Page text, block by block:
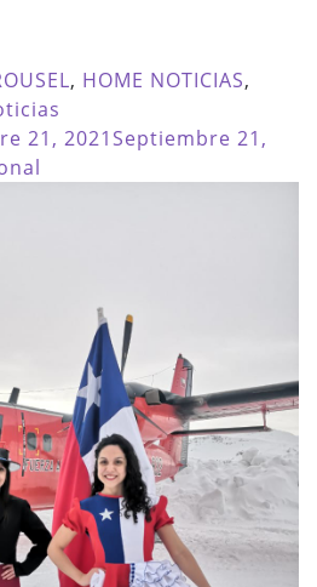
, HOME NOTICIAS,
21, 2021 Septiembre 21,